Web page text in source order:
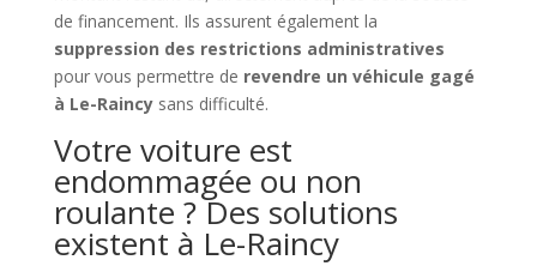
de financement. Ils assurent également la
suppression des restrictions administratives
pour vous permettre de revendre un véhicule gagé
à Le-Raincysans difficulté.
Votre voiture est
endommagée ou non
roulante ? Des solutions
existent à Le-Raincy